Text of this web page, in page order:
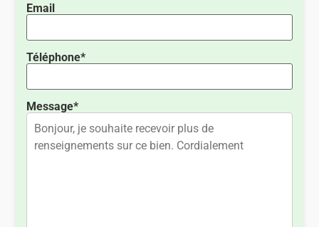
Email
Téléphone*
Message*